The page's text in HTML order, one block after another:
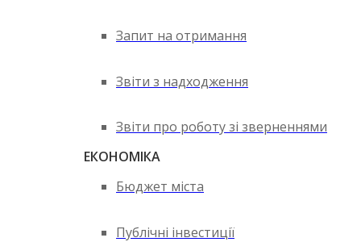
Запит на отримання
Звіти з надходження
Звіти про роботу зі зверненнями
ЕКОНОМІКА
Бюджет міста
Публічні інвестиції